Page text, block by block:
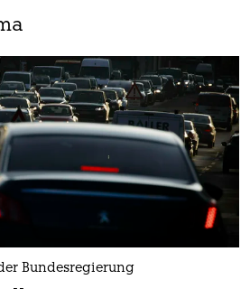
Bundesregierung